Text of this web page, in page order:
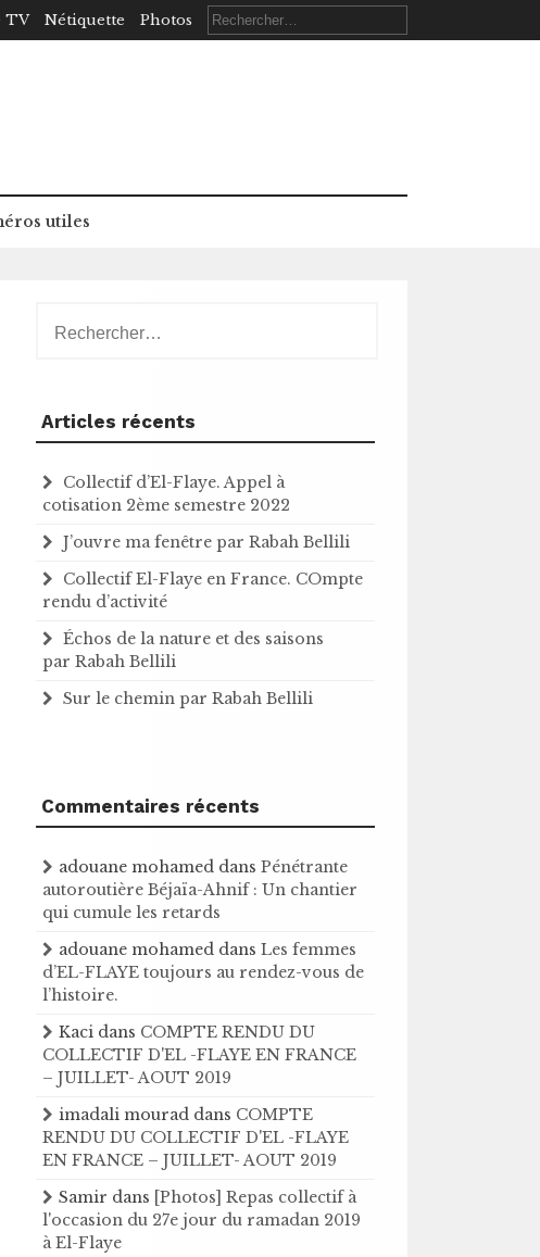
TV Nétiquette Photos Rechercher :
utiles
Articles récents
Collectif d’El-Flaye. Appel à
cotisation 2ème semestre 2022
J’ouvre ma fenêtre par Rabah Bellili
Collectif El-Flaye en France. COmpte
rendu d’activité
Échos de la nature et des saisons
par Rabah Bellili
Sur le chemin par Rabah Bellili
Commentaires récents
adouane mohamed dansPénétrante
autoroutière Béjaïa-Ahnif : Un chantier
qui cumule les retards
adouane mohamed dansLes femmes
d’EL-FLAYE toujours au rendez-vous de
l’histoire .
Kaci dans COMPTE RENDU DU
COLLECTIF D'EL -FLAYE EN FRANCE
– JUILLET- AOUT 2019
imadali mourad dans COMPTE
RENDU DU COLLECTIF D'EL -FLAYE
EN FRANCE – JUILLET- AOUT 2019
Samir dans [Photos] Repas collectif à
l'occasion du 27e jour du ramadan 2019
à El-Flaye